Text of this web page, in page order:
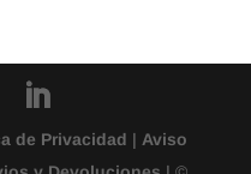
de Privacidad | Aviso